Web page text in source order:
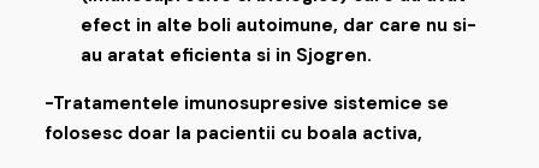
efect in alte boli autoimune, dar care nu si-
au aratat eficienta si in Sjogren.
-Tratamentele imunosupresive sistemice se
folosesc doar la pacientii cu boala activa,